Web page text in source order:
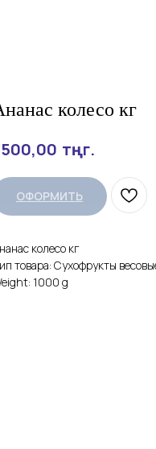
колесо кг
тңг.
ОФОРМИТЬ
колесо кг
товара: Сухофрукты
1000 g